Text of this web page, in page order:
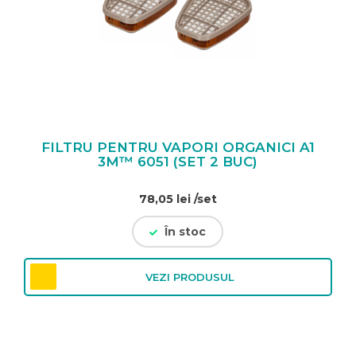
FILTRU PENTRU VAPORI ORGANICI A1
3M™ 6051 (SET 2 BUC)
78,05 lei /set
În stoc
VEZI PRODUSUL